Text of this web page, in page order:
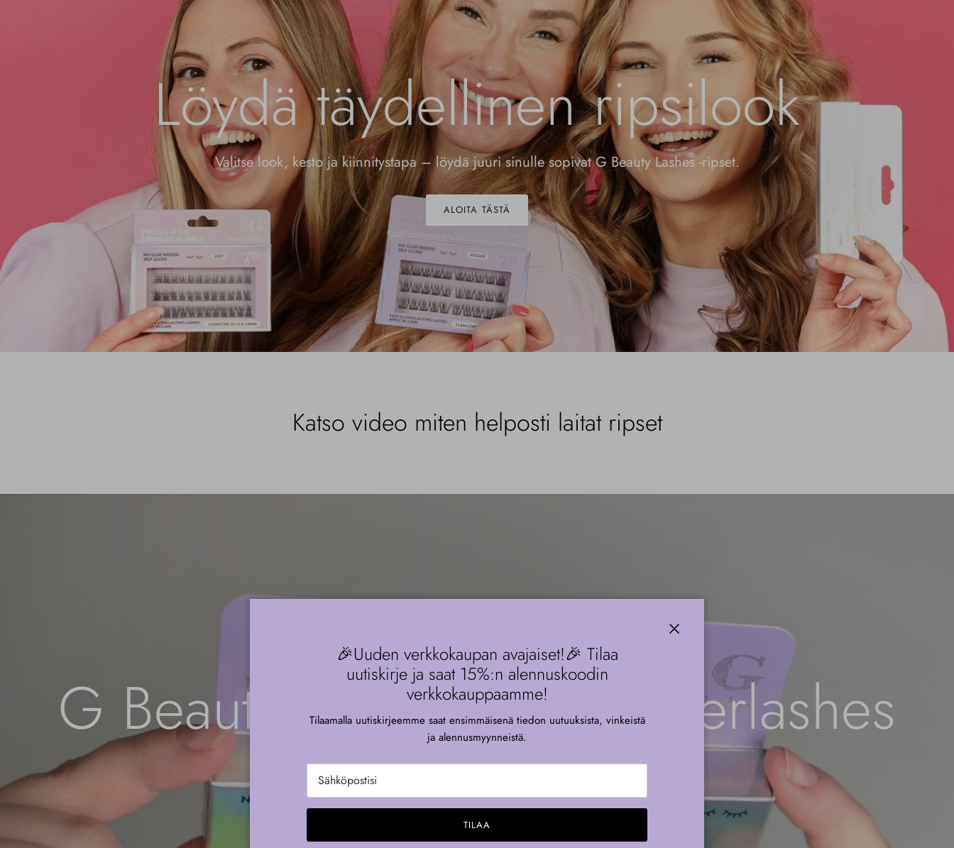
Löydä täydellinen ripsilook
Valitse look, kesto ja kiinnitystapa – löydä juuri sinulle sopivat G Beauty Lashes -ripset.
ALOITA TÄSTÄ
Katso video miten helposti laitat ripset
G Beauty Press & Go Underlashes
Lasts 3-6 days, apply in 5 minutes.
pelata
🎉Uuden verkkokaupan avajaiset!🎉 Tilaa
uutiskirje ja saat 15%:n alennuskoodin
verkkokauppaamme!
Tilaamalla uutiskirjeemme saat ensimmäisenä tiedon uutuuksista, vinkeistä
ja alennusmyynneistä.
TILAA